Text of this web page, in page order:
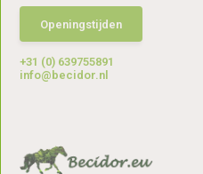
Openingstijden
+31 (0) 639755891
info@becidor.nl